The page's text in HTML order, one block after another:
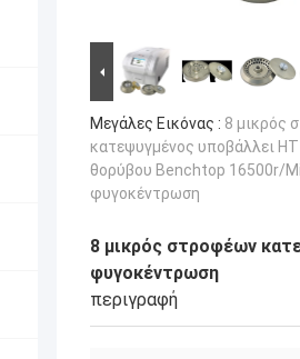
Μεγάλες Εικόνας : 8 μικρός
κατεψυγμένος υποβάλλει
θορύβου Benchtop 16500r/
φυγοκέντρωση
8 μικρός στροφέων
φυγοκέντρωση
περιγραφή